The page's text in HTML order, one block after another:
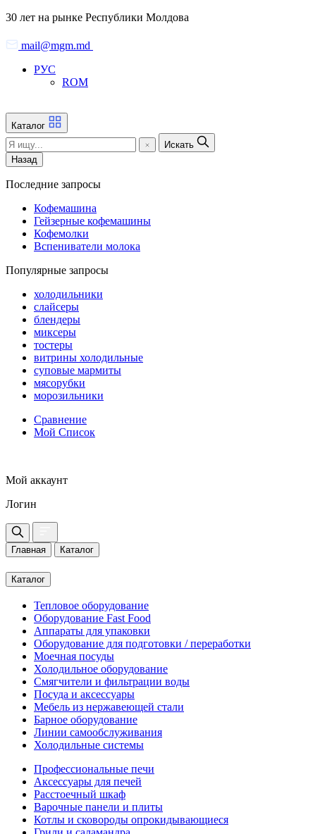
Skip
the
content
30 лет на рынке Республики Молдова
mail@mgm.md
РУС
ROM
Каталог
Искать
Назад
Последние запросы
Кофемашина
Гейзерные кофемашины
Кофемолки
Вспениватели молока
Популярные запросы
холодильники
слайсеры
блендеры
миксеры
тостеры
витрины холодильные
суповые мармиты
мясорубки
морозильники
Сравнение
Мой Список
Мой аккаунт
Логин
Главная Каталог
Каталог
Тепловое оборудование
Оборудование Fast Food
Аппараты для упаковки
Оборудование для подготовки / переработки
Моечная посуды
Холодильное оборудование
Смягчители и фильтрации воды
Посуда и аксессуары
Мебель из нержавеющей стали
Барное оборудование
Линии самообслуживания
Холодильные системы
Профессиональные печи
Аксессуары для печей
Расстоечный шкаф
Варочные панели и плиты
Котлы и сковороды опрокидывающиеся